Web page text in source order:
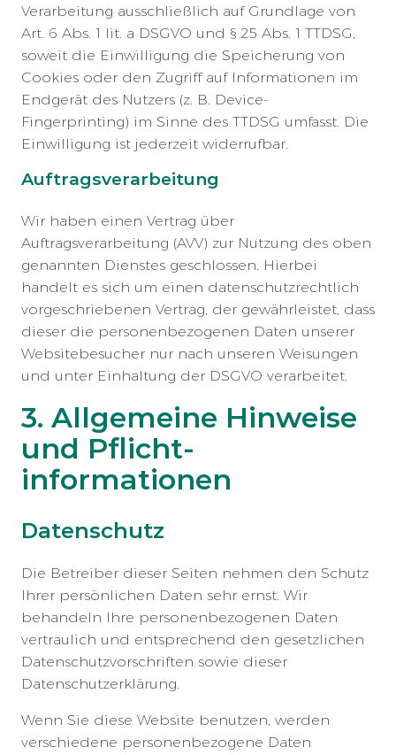
Verarbeitung ausschließlich auf Grundlage von
Art. 6 Abs. 1 lit. a DSGVO und § 25 Abs. 1 TTDSG,
soweit die Einwilligung die Speicherung von
Cookies oder den Zugriff auf Informationen im
Endgerät des Nutzers (z. B. Device-
Fingerprinting) im Sinne des TTDSG umfasst. Die
Einwilligung ist jederzeit widerrufbar.
Auftragsverarbeitung
Wir haben einen Vertrag über
Auftragsverarbeitung (AVV) zur Nutzung des oben
genannten Dienstes geschlossen. Hierbei
handelt es sich um einen datenschutzrechtlich
vorgeschriebenen Vertrag, der gewährleistet, dass
dieser die personenbezogenen Daten unserer
Websitebesucher nur nach unseren Weisungen
und unter Einhaltung der DSGVO verarbeitet.
3. Allgemeine Hinweise
und Pflicht­
informationen
Datenschutz
Die Betreiber dieser Seiten nehmen den Schutz
Ihrer persönlichen Daten sehr ernst. Wir
behandeln Ihre personenbezogenen Daten
vertraulich und entsprechend den gesetzlichen
Datenschutzvorschriften sowie dieser
Datenschutzerklärung.
Wenn Sie diese Website benutzen, werden
verschiedene personenbezogene Daten